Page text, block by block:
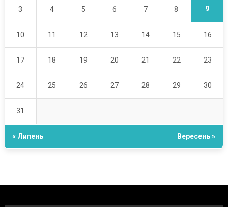
3 4 5 6 7 8 9
10 11 12 13 14 15 16
17 18 19 20 21 22 23
24 25 26 27 28 29 30
31
« Липень Вересень »